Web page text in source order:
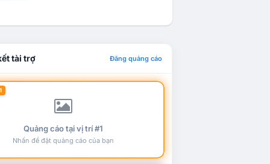
tài trợ Đăng quảng cáo
Quảng cáo tại vị trí #1
Nhấn để đặt quảng cáo của bạn